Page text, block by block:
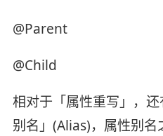
@Parent
@Child
相对于「属性重写」，
别名」(Alias)，属性别名